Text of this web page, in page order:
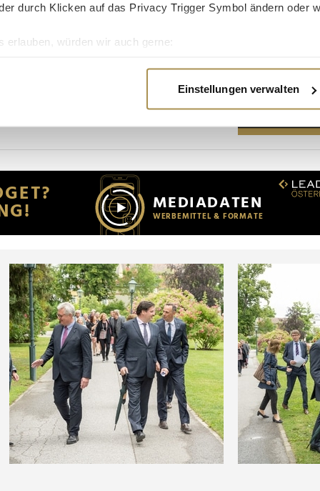
durch Klicken auf das Privacy Trigger Symbol ändern oder
erlauben, würden wir auch gerne:
mehr darüber, wie Ihre persönlichen Daten verarbeitet
Cookies, um Inhalte und Anzeigen zu personalisieren,
Partner für soziale Medien, Werbung und Analysen
mit weiteren Daten zusammen, die Sie ihnen bereitgestellt
haben.
Einstellungen verwalten